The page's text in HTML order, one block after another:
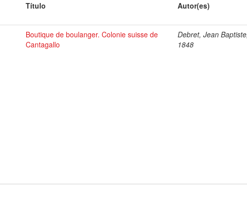
Título Autor(es)
Boutique de boulanger. Colonie suisse de
Cantagallo
Debret, Jean
1848